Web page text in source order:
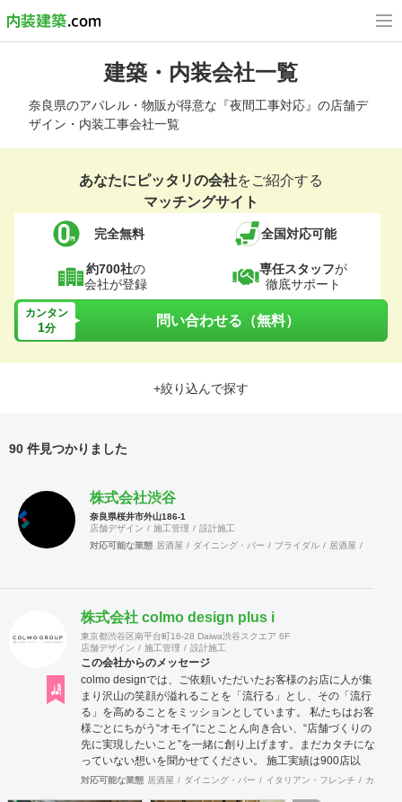
建築・内装会社一覧
奈良県のアパレル・物販が得意な『夜間工事対応』の店舗デ
ザイン・内装工事会社一覧
あなたにピッタリの会社をご紹介する
マッチングサイト
完全無料 全国対応可能
約700社の
会社が登録
専任スタッフが
徹底サポート
カンタン
1分 問い合わせる（無料）
+絞り込んで探す
90 件見つかりました
株式会社渋谷
奈良県桜井市外山186-1
店舗デザイン
施工管理
設計施工
対応可能な業態 居酒屋 ダイニング・バー ブライダル 居酒屋
株式会社 colmo design plus i
東京都渋谷区南平台町16-28 Daiwa渋谷スクエア 6F
店舗デザイン
施工管理 設計施工
この会社からのメッセージ
colmo designでは、ご依頼いただいたお客様のお店に人が集
まり沢山の笑顔が溢れることを「流行る」とし、その「流行
る」を高めることをミッションとしています。 私たちは​​お客
様ごとにちがう“オモイ”にとことん向き合い、“店舗づくりの
先に実現したいこと”を一緒に創り上げます。まだカタチにな
っていない想いを聞かせてください。 施工実績は900店以
上。 グループ会社で直営美容室を13店舗を運営をしており
対応可能な業態 居酒屋 ダイニング・バー イタリアン・フレンチ カフェ